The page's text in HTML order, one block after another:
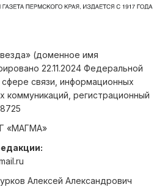
(доменное имя
22.11.2024 Федеральной
связи, информационных
коммуникаций, регистрационный
«МАГМА»
Алексей Александрович